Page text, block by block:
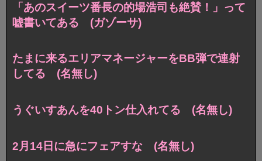
「あのスイーツ番長の的場浩司も絶賛！」って
嘘書いてある (ガゾーサ)
たまに来るエリアマネージャーをBB弾で連射
してる (名無し)
うぐいすあんを40トン仕入れてる (名無し)
2月14日に急にフェアすな (名無し)